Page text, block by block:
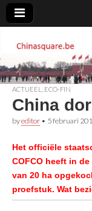
ACTUEEL ECO-FIN
China
byeditor • 5 februari
Het officiële
COFCO heeft in
van 20 ha
proefstuk. Wat